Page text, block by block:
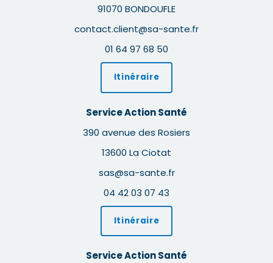
91070 BONDOUFLE
contact.client@sa-sante.fr
01 64 97 68 50
Itinéraire
Service Action Santé
390 avenue des Rosiers
13600 La Ciotat
sas@sa-sante.fr
04 42 03 07 43
Itinéraire
Service Action Santé